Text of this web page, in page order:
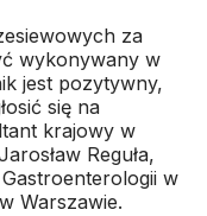
za
wykonywany w
jest pozytywny,
się na
krajowy w
Reguła,
w
Warszawie.